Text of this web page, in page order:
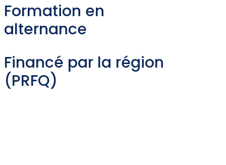
Formation en
alternance
Financé par la région
(PRFQ)